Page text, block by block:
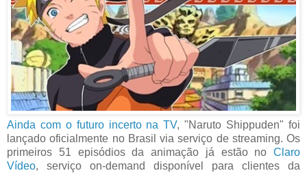
Ainda com o futuro incerto na TV, "Naruto Shippuden" foi
lançado oficialmente no Brasil via serviço de streaming. Os
primeiros 51 episódios da animação já estão no Claro
Vídeo, serviço on-demand disponível para clientes da